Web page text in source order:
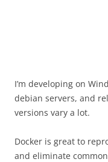
I’m developing on
debian servers, and
versions vary a lot.
Docker is great to
and eliminate